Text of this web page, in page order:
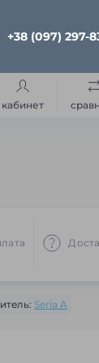
+38 (097) 297-
кабинет
Seria A